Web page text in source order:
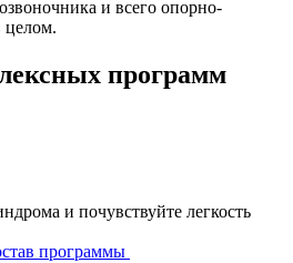
и всего опорно-
целом.
программ
и почувствуйте легкость
программы